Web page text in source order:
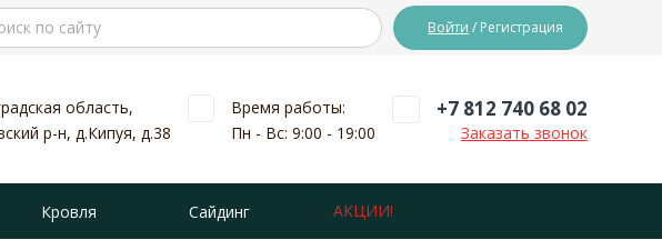
Войти / Регистрация
область,
р-н, д.Кипуя, д.38
Время работы:
Пн - Вс: 9:00 - 19:00
+7 812 740 68 02
Заказать звонок
Кровля Сайдинг АКЦИИ!